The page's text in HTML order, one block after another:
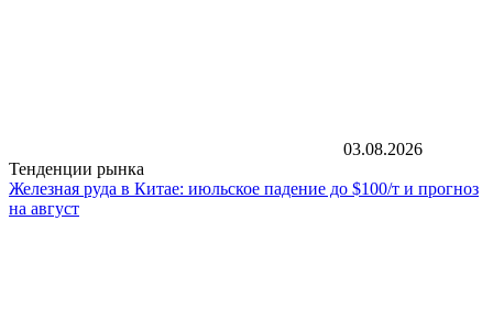
03.08.2026
Тенденции рынка
Железная руда в Китае: июльское падение до $100/т и прогноз
на август